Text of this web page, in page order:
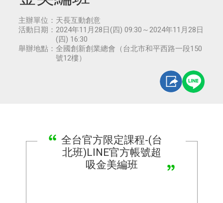
主辦單位： 天長互動創意
活動日期： 2024年11月28日(四) 09:30～2024年11月28日
(四) 16:30
舉辦地點： 全國創新創業總會（台北市和平西路一段150
號12樓）
全台官方限定課程-(台
北班)LINE官方帳號超
吸金美編班